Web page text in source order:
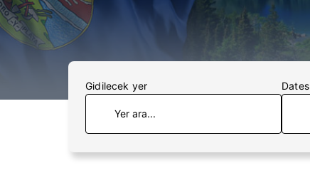
Gidilecek yer Dates